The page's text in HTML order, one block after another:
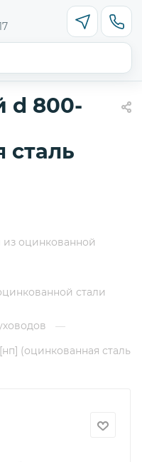
d 800-
сталь
оцинкованной
стали
—
(оцинкованная сталь